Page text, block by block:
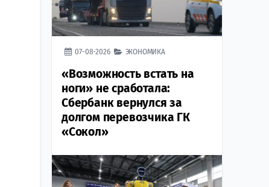
07-08-2026 ЭКОНОМИКА
«Возможность встать на
ноги» не сработала:
Сбербанк вернулся за
долгом перевозчика ГК
«Сокол»